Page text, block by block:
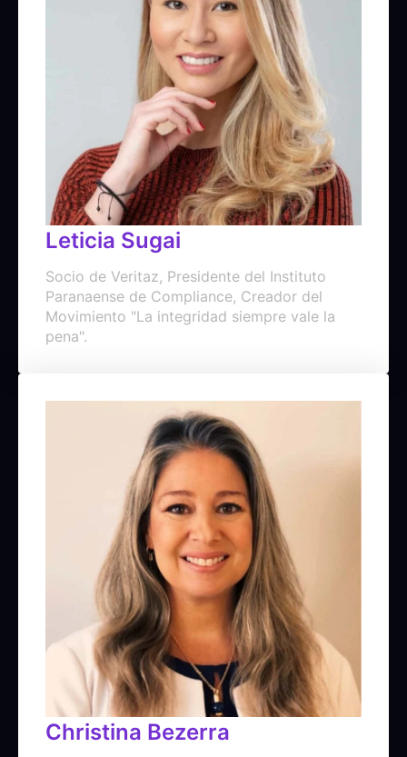
Leticia Sugai
Socio de Veritaz, Presidente del Instituto
Paranaense de Compliance, Creador del
Movimiento "La integridad siempre vale la
pena".
Christina Bezerra